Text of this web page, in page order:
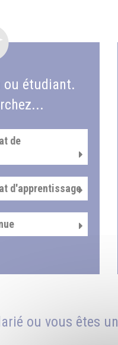
ou étudiant.
de
d'apprentissage
ou vous êtes